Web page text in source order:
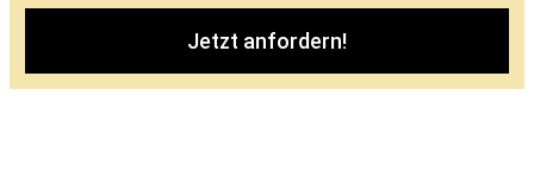
Jetzt anfordern!